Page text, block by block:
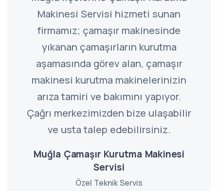
Makinesi Servisi hizmeti sunan
firmamız; çamaşır makinesinde
yıkanan çamaşırların kurutma
aşamasında görev alan, çamaşır
makinesi kurutma makinelerinizin
arıza tamiri ve bakımını yapıyor.
Çağrı merkezimizden bize ulaşabilir
ve usta talep edebilirsiniz.
Muğla Çamaşır Kurutma Makinesi
Servisi
Özel Teknik Servis